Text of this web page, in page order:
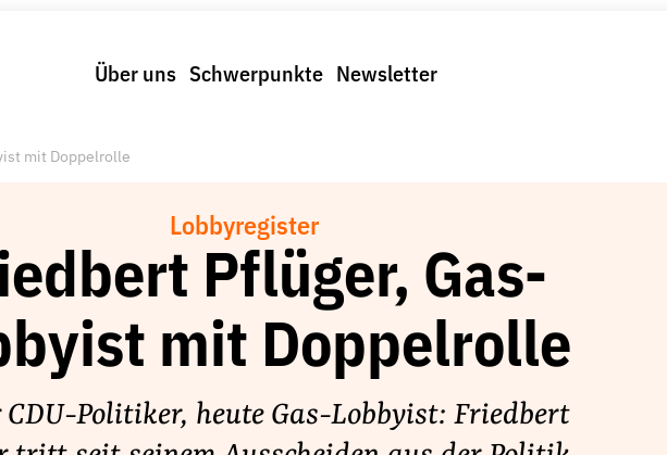
Über uns Schwerpunkte Newsletter
mit Doppelrolle
Lobbyregister
Pflüger, Gas-
mit Doppelrolle
CDU-Politiker, heute Gas-Lobbyist: Friedbert